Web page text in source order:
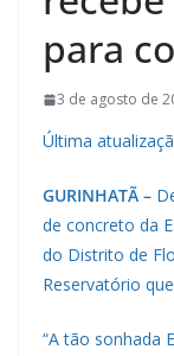
para
3 de agosto de
Última
GURINHATÃ –
de concreto da
do Distrito de
Reservatório
“A tão sonhada